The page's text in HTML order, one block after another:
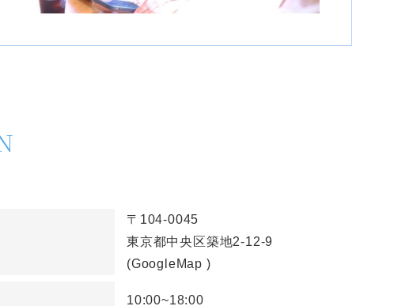
〒104-0045
東京都中央区築地2-12-9
(GoogleMap )
10:00~18:00